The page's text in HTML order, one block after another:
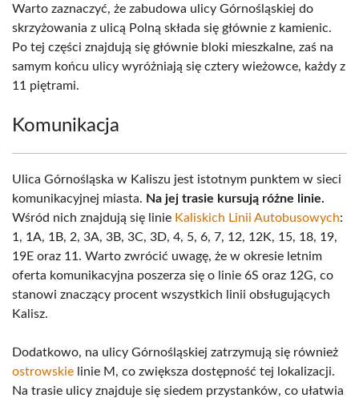
Warto zaznaczyć, że zabudowa ulicy Górnośląskiej do
skrzyżowania z ulicą Polną składa się głównie z kamienic.
Po tej części znajdują się głównie bloki mieszkalne, zaś na
samym końcu ulicy wyróżniają się cztery wieżowce, każdy z
11 piętrami.
Komunikacja
Ulica Górnośląska w Kaliszu jest istotnym punktem w sieci
komunikacyjnej miasta. Na jej trasie kursują różne linie.
Wśród nich znajdują się linie Kaliskich Linii Autobusowych:
1, 1A, 1B, 2, 3A, 3B, 3C, 3D, 4, 5, 6, 7, 12, 12K, 15, 18, 19,
19E oraz 11. Warto zwrócić uwagę, że w okresie letnim
oferta komunikacyjna poszerza się o linie 6S oraz 12G, co
stanowi znaczący procent wszystkich linii obsługujących
Kalisz.
Dodatkowo, na ulicy Górnośląskiej zatrzymują się również
ostrowskie linie M, co zwiększa dostępność tej lokalizacji.
Na trasie ulicy znajduje się siedem przystanków, co ułatwia